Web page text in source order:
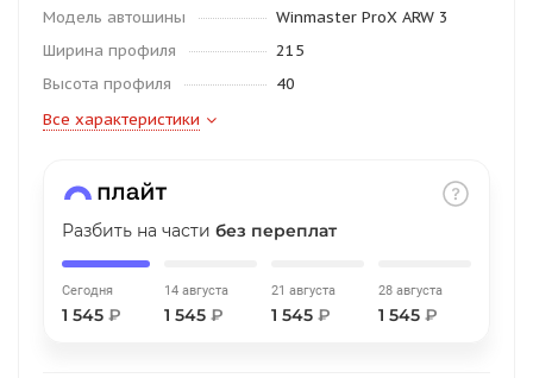
Модель автошины
Winmaster ProX ARW 3
Ширина профиля
215
Высота профиля
40
Все характеристики
Разбить на части без переплат
Сегодня
1 545 ₽
14 августа
1 545 ₽
21 августа
1 545 ₽
28 августа
1 545 ₽
25
Остались вопросы?
8 800 302-02-51